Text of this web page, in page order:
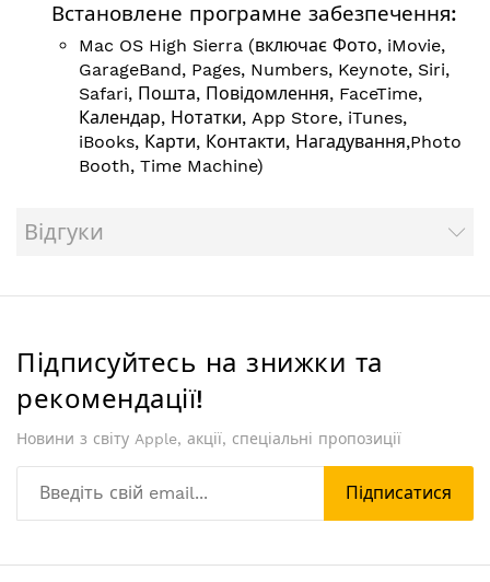
Встановлене програмне забезпечення:
Mac OS High Sierra (включає Фото, iMovie,
GarageBand, Pages, Numbers, Keynote, Siri,
Safari, Пошта, Повідомлення, FaceTime,
Календар, Нотатки, App Store, iTunes,
iBooks, Карти, Контакти, Нагадування,Photo
Booth, Time Machine)
Відгуки
Підписуйтесь на знижки та
рекомендації!
Новини з світу Apple, акції, спеціальні пропозиції
Підписатися